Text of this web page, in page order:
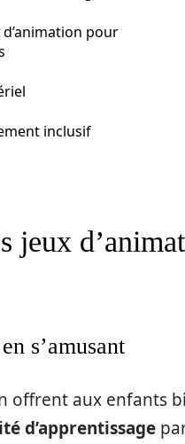
pour
inclusif
jeux
s’amusant
offrent aux enfants
d’apprentissage